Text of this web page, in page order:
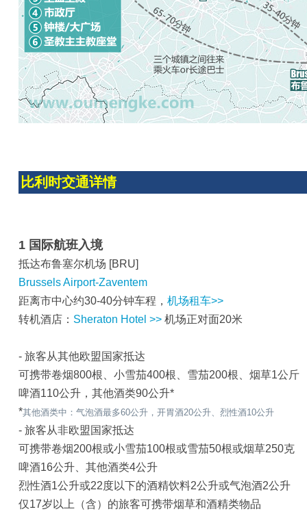
比利时交通详情
1 国际航班入境
抵达布鲁塞尔机场 [BRU]
Brussels Airport-Zaventem
距离市中心约30-40分钟车程， 机场租车>>
转机酒店： Sheraton Hotel >> 机场正对面20米
- 旅客从其他欧盟国家抵达
可携带卷烟800根、小雪茄400根、雪茄200根、烟草1公斤
啤酒110公升，其他酒类90公升*
*其他酒类中：气泡酒最多60公升，开胃酒20公升、烈性酒10公升
- 旅客从非欧盟国家抵达
可携带卷烟200根或小雪茄100根或雪茄50根或烟草250克
啤酒16公升、其他酒类4公升
烈性酒1公升或22度以下的酒精饮料2公升或气泡酒2公升
仅17岁以上（含）的旅客可携带烟草和酒精类物品